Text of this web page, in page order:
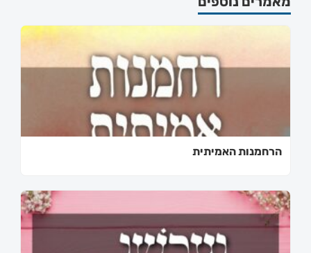
הרחמנות האמיתית
מחפשים בית כנסת או
מוסד ברסלב?
הכירו את האינדקס החדש והמקיף של בתי כנסת ברסלב
בארץ ובעולם! מצאו זמני תפילות, שיעורי תורה, כתובות
לכניסה לאינדקס ➔